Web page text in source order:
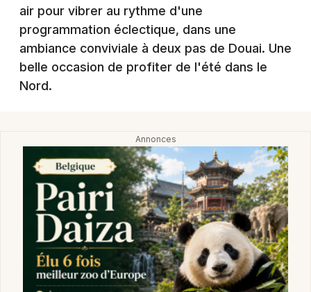
Soirées
Sorties famille
Expos
Festival dans le Pas-de-Calais
Festival en Nord-Pas-de-Calais
Festival dans les Hauts-de-France
Strasbourg
Toulouse
Toutes les villes
air pour vibrer au rythme d'une
programmation éclectique, dans une
ambiance conviviale à deux pas de Douai. Une
belle occasion de profiter de l'été dans le
Nord.